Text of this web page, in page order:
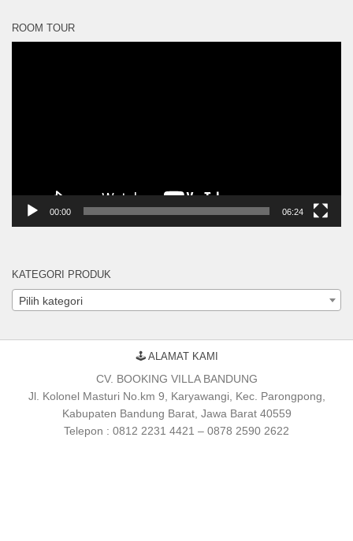
ROOM TOUR
00:00 06:24
KATEGORI PRODUK
Pilih kategori
🕹 ALAMAT KAMI
CV. BOOKING VILLA BANDUNG
Jl. Kolonel Masturi No.km 9, Karyawangi, Kec. Parongpong,
Kabupaten Bandung Barat, Jawa Barat 40559
Telepon : 0812 2231 4421 – 0878 2590 2622